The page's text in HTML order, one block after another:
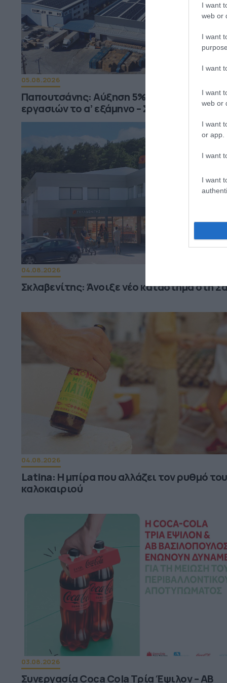
I want
web or
I want
I want
I want
web or
I want
or app.
I want
I want
05.08.2026
Παπουτσάνης: Αύξηση 5% του κύκλου
εργασιών το α’ εξάμηνο – Στο 55% οι
04.08.2026
Σκλαβενίτης: Άνοιξε νέο κατάστημα στη
04.08.2026
Latina: Η μπίρα που αλλάζει τον ρυθμό του
καλοκαιριού
03.08.2026
Συνεργασία Coca Cola Τρία Έψιλον – ΑΒ